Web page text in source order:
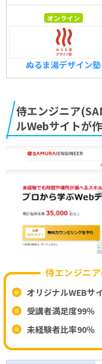
オンライン
ぬるま湯デザイン塾
侍エンジニア
ルWebサイトが作
侍エンジニ
オリジナルWEBサ
受講者満足度99％
未経験者比率90％